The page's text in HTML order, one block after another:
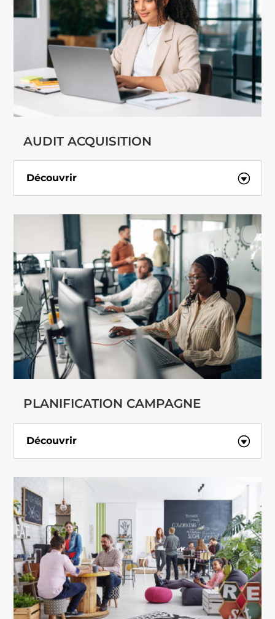
AUDIT ACQUISITION
Découvrir
PLANIFICATION CAMPAGNE
Découvrir